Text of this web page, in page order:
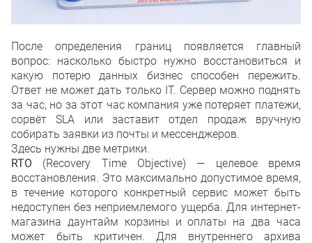
После определения границ появляется главный
вопрос: насколько быстро нужно восстановиться и
какую потерю данных бизнес способен пережить.
Ответ не может дать только IT. Сервер можно поднять
за час, но за этот час компания уже потеряет платежи,
сорвёт SLA или заставит отдел продаж вручную
собирать заявки из почты и мессенджеров.
Здесь нужны две метрики.
RTO (Recovery Time Objective) — целевое время
восстановления. Это максимально допустимое время,
в течение которого конкретный сервис может быть
недоступен без неприемлемого ущерба. Для интернет-
магазина даунтайм корзины и оплаты на два часа
может быть критичен. Для внутреннего архива